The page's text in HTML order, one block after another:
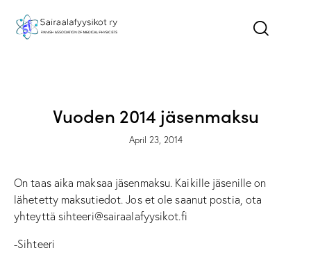
Vuoden 2014 jäsenmaksu
April 23, 2014
On taas aika maksaa jäsenmaksu. Kaikille jäsenille on
lähetetty maksutiedot. Jos et ole saanut postia, ota
yhteyttä sihteeri@sairaalafyysikot.fi
-Sihteeri